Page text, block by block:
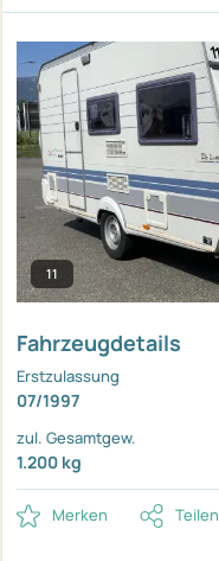
11
Fahrzeugdetails
Erstzulassung
07/1997
zul. Gesamtgew.
1.200 kg
Merken Teilen